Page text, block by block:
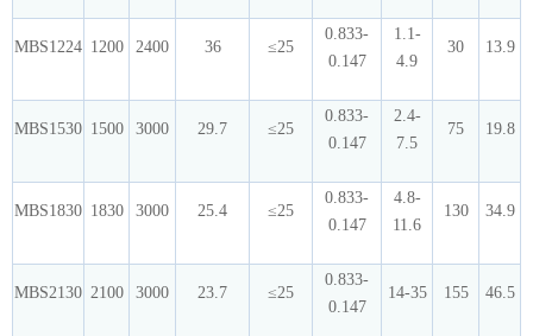
MBS1224 1200 2400 36 ≤25
0.833-
0.147
1.1-
4.9
30 13.9
MBS1530 1500 3000 29.7 ≤25
0.833-
0.147
2.4-
7.5
75 19.8
MBS1830 1830 3000 25.4 ≤25
0.833-
0.147
4.8-
11.6
130 34.9
MBS2130 2100 3000 23.7 ≤25
0.833-
0.147
14-35 155 46.5